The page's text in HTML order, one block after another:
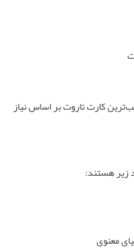
کارت تاروت بر اساس نیاز
زیر هستند:
معنوی